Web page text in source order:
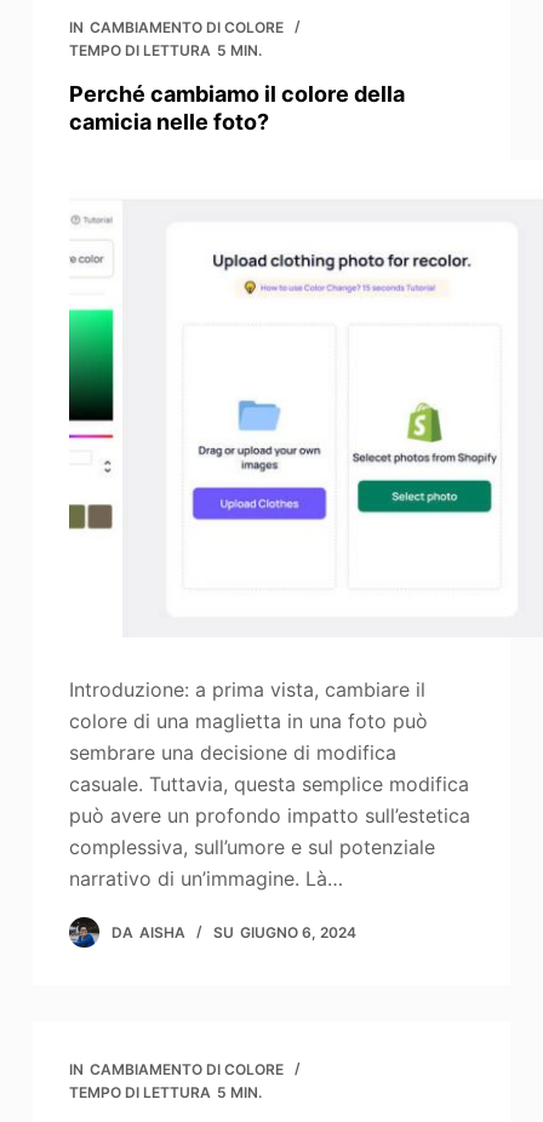
IN CAMBIAMENTO DI COLORE
TEMPO DI LETTURA 5 MIN.
Perché cambiamo il colore della
camicia nelle foto?
Introduzione: a prima vista, cambiare il
colore di una maglietta in una foto può
sembrare una decisione di modifica
casuale. Tuttavia, questa semplice modifica
può avere un profondo impatto sull’estetica
complessiva, sull’umore e sul potenziale
narrativo di un’immagine. Là…
DA AISHA SU GIUGNO 6, 2024
IN CAMBIAMENTO DI COLORE
TEMPO DI LETTURA 5 MIN.